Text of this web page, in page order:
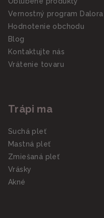
Vernostný program Dalora
Hodnotenie obchodu
Blog
Kontaktujte nás
Vrátenie tovaru
Trápi ma
Suchá pleť
Mastná pleť
Zmiešaná pleť
Vrásky
Akné